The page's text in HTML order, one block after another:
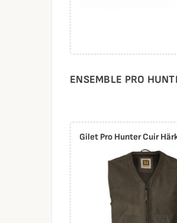
ENSEMBLE PRO
Gilet Pro Hunter Cuir